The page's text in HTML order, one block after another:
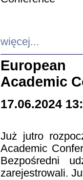
więcej...
European
Academic
17.06.2024
Już jutro
Academic
Bezpośredni
zarejestrowali.